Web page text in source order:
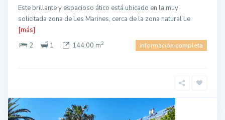
Este brillante y espacioso ático está ubicado en la muy
solicitada zona de Les Marines, cerca de la zona natural Le
[más]
2
1 144.00 m2 información completa